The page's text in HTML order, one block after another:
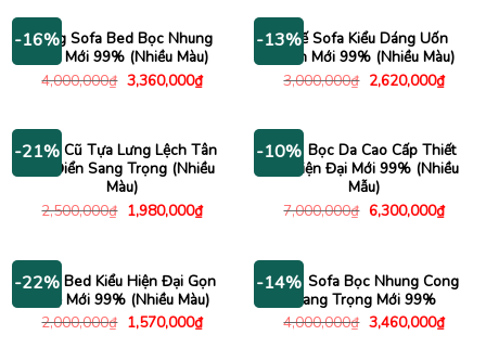
-16%
Băng Sofa Bed Bọc Nhung
Mịn Mới 99% (Nhiều Màu)
4,000,000₫ Giá
gốc
3,360,000₫Giá
hiện
3,360,000₫.
-13%Ghế Sofa Kiểu Dáng Uốn
Lượn Mới 99% (Nhiều Màu)
3,000,000₫ Giá
gốc
2,620,000₫Giá
hiện
-21%
Sofa Cũ Tựa Lưng Lệch Tân
Cổ Điển Sang Trọng (Nhiều
Màu)
2,500,000₫ Giá
gốc
1,980,000₫Giá
hiện
1,980,000₫.
-10%
Sofa Bọc Da Cao Cấp Thiết
Kế Hiện Đại Mới 99% (Nhiều
Mẫu)
7,000,000₫ Giá
gốc
6,300,000₫Giá
hiện
-22%
Sofa Bed Kiểu Hiện Đại Gọn
Nhẹ Mới 99% (Nhiều Màu)
2,000,000₫ Giá
gốc
1,570,000₫Giá
hiện
-14%
Băng Sofa Bọc Nhung Cong
Sang Trọng Mới 99%
4,000,000₫ Giá
gốc
3,460,000₫Giá
hiện